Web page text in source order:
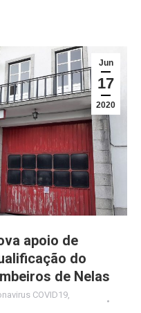
Jun
17
2020
apoio de
do
de Nelas
COVID19